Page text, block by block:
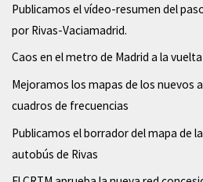
Publicamos el vídeo-resumen del
por Rivas-Vaciamadrid.
Caos en el metro de Madrid a la
Mejoramos los mapas de los nuevos
cuadros de frecuencias
Publicamos el borrador del mapa de
autobús de Rivas